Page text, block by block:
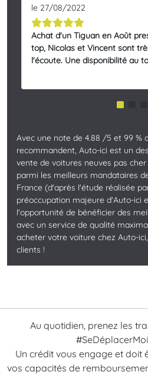
le 27/08/2022
Achat d'un Tiguan en Août
top, Nicolas et Vincent sont
l'écoute. Une disponibilité au
Avec une note de 4.88 /5 et 99 %
recommandent, Auto-ici est un
vente de voitures neuves pas
parmi les meilleurs mandataires
France (d'après l'étude réalisée
préoccupation majeure d'Auto-ici
l'opportunité de bénéficier des
avec un service de qualité
acheter votre voiture chez Auto-
clients !
Au quotidien, prenez les
Un crédit vous engage et doit
vos capacités de